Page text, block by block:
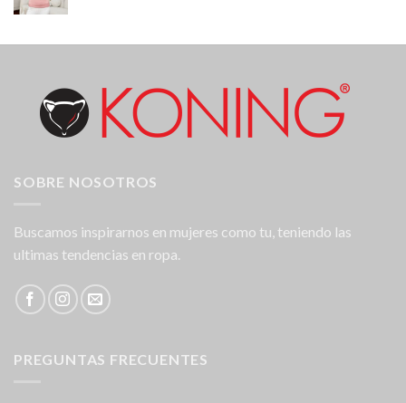
SOBRE NOSOTROS
Buscamos inspirarnos en mujeres como tu, teniendo las
ultimas tendencias en ropa.
PREGUNTAS FRECUENTES